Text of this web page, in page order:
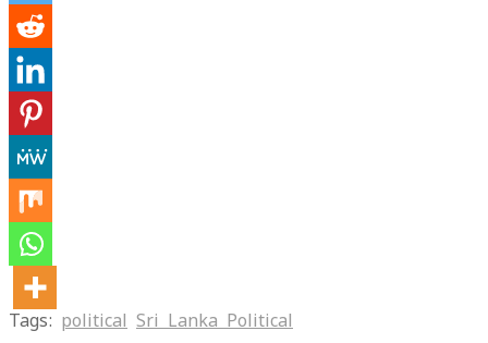
Tags: political Sri Lanka Political